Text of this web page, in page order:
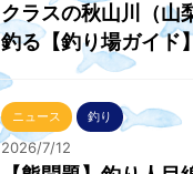
クラスの秋山川（山
釣る【釣り場ガイド
ニュース 釣り
2026/7/12